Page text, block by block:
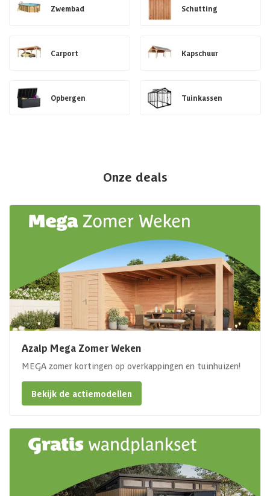
Zwembad Schutting
Carport Kapschuur
Opbergen Tuinkassen
Onze deals
Azalp Mega Zomer Weken
MEGA zomer kortingen op overkappingen en tuinhuizen!
Bekijk de actiemodellen